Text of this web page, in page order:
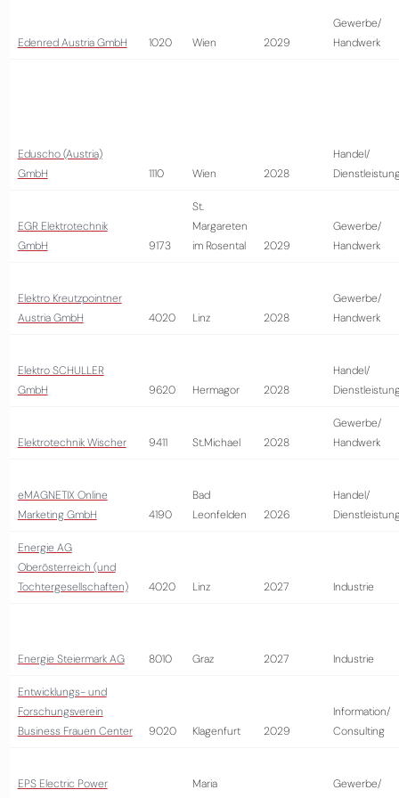
Edenred Austria GmbH 1020 Wien 2029
Gewerbe/
Handwerk
Eduscho (Austria)
GmbH
1110 Wien 2028
Handel/
EGR Elektrotechnik
GmbH
9173
St.
Margareten
im Rosental
2029
Gewerbe/
Handwerk
Elektro Kreutzpointner
Austria GmbH
4020 Linz 2028
Gewerbe/
Handwerk
Elektro SCHULLER
GmbH
9620 Hermagor 2028
Handel/
Elektrotechnik Wischer 9411 St.Michael 2028
Gewerbe/
Handwerk
eMAGNETIX Online
Marketing GmbH
4190
Bad
Leonfelden
2026
Handel/
Energie AG
Oberösterreich (und
Tochtergesellschaften)
4020 Linz 2027 Industrie
Energie Steiermark AG 8010 Graz 2027 Industrie
Entwicklungs- und
Forschungsverein
Business Frauen Center
9020 Klagenfurt 2029
Information/
Consulting
EPS Electric Power
Maria
Gewerbe/